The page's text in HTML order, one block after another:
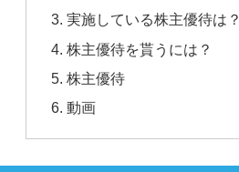
実施している株主優待は？
株主優待を貰うには？
株主優待
動画